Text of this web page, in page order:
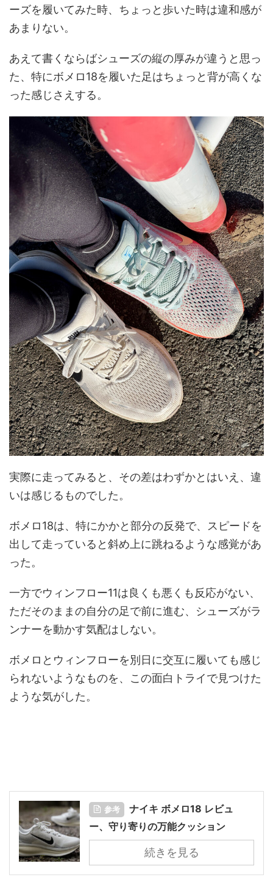
ーズを履いてみた時、ちょっと歩いた時は違和感が
あまりない。
あえて書くならばシューズの縦の厚みが違うと思っ
た、特にボメロ18を履いた足はちょっと背が高くな
った感じさえする。
実際に走ってみると、その差はわずかとはいえ、違
いは感じるものでした。
ボメロ18は、特にかかと部分の反発で、スピードを
出して走っていると斜め上に跳ねるような感覚があ
った。
一方でウィンフロー11は良くも悪くも反応がない、
ただそのままの自分の足で前に進む、シューズがラ
ンナーを動かす気配はしない。
ボメロとウィンフローを別日に交互に履いても感じ
られないようなものを、この面白トライで見つけた
ような気がした。
参考
ナイキ ボメロ18 レビュ
ー、守り寄りの万能クッション
続きを見る